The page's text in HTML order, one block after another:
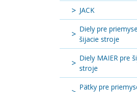
JACK
Diely pre
šijacie stroje
Diely MAIER pre
stroje
Pätky pre